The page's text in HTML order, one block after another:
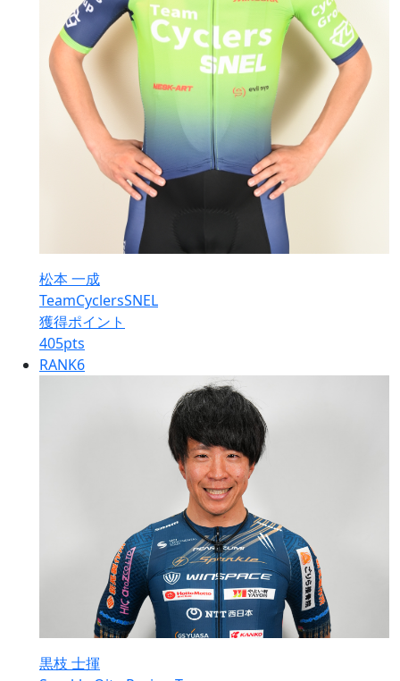
松本 一成
TeamCyclersSNEL
獲得ポイント
405pts
RANK6
黒枝 士揮